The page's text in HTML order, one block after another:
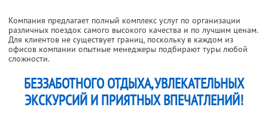
Компания предлагает полный комплекс услуг по организации
различных поездок самого высокого качества и по лучшим ценам.
Для клиентов не существует границ, поскольку в каждом из
офисов компании опытные менеджеры подбирают туры любой
сложности.
БЕЗЗАБОТНОГО ОТДЫХА, УВЛЕКАТЕЛЬНЫХ
ЭКСКУРСИЙ И ПРИЯТНЫХ ВПЕЧАТЛЕНИЙ!